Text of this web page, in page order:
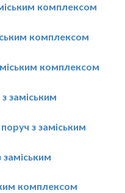
комплексом
комплексом
комплексом
заміським
з заміським
заміським
комплексом